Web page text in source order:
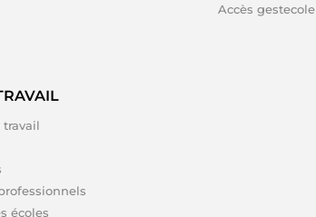
Accès gestecole
écoles